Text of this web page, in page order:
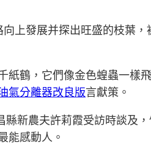
上發展并探出旺盛的枝葉，
鶴，它們像金色蝗蟲一樣
氣分離器改良版言獻策。
新農夫許莉霞受訪時談及
能感動人。